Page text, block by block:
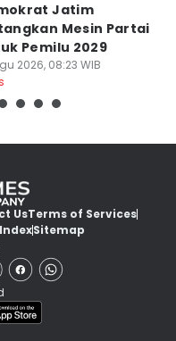
Jatim
Mesin Partai
Pemilu 2029
2026, 08:23 WIB
UsTerms of Services
IndexSitemap